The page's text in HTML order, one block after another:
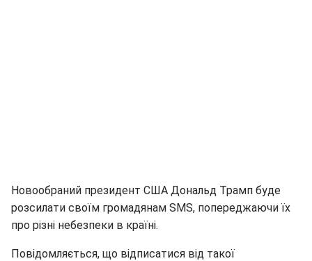
Новообраний президент США Дональд Трамп буде
розсилати своїм громадянам SMS, попереджаючи їх
про різні небезпеки в країні.
Повідомляється, що відписатися від такої